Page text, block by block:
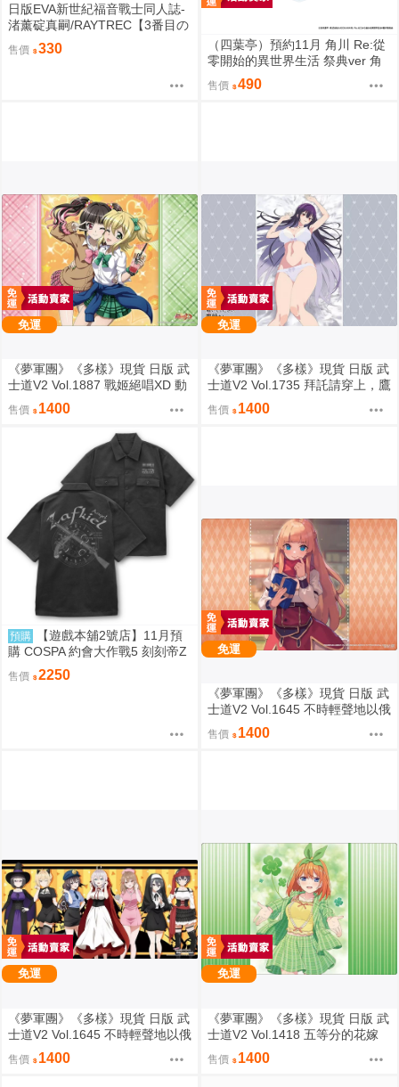
日版EVA新世紀福音戰士同人誌-
渚薰碇真嗣/RAYTREC【3番目の
呪い2】
售價 330
（四葉亭）預約11月 角川 Re:從
零開始的異世界生活 祭典ver 角
色壓克力架 0819
售價 490
免運
《夢軍團》《多樣》現貨 日版 武
士道V2 Vol.1887 戰姬絕唱XD 動
漫桌墊 卡墊 調&切歌
售價 1400
免運
《夢軍團》《多樣》現貨 日版 武
士道V2 Vol.1735 拜託請穿上，鷹
峰同學 動漫桌墊 卡墊 鷹峰高嶺
售價 1400
預購
【遊戲本舖2號店】11月預
購 COSPA 約會大作戰5 刻刻帝Z
aphkiel 工作襯衫 0822
售價 2250
免運
《夢軍團》《多樣》現貨 日版 武
士道V2 Vol.1645 不時輕聲地以俄
語遮羞的鄰座艾莉同學 動漫桌墊
卡墊 全員
售價 1400
免運
《夢軍團》《多樣》現貨 日版 武
士道V2 Vol.1645 不時輕聲地以俄
語遮羞的鄰座艾莉同學 動漫桌墊
卡墊 全員
售價 1400
免運
《夢軍團》《多樣》現貨 日版 武
士道V2 Vol.1418 五等分的花嫁
動漫桌墊 卡墊 中野四葉
售價 1400